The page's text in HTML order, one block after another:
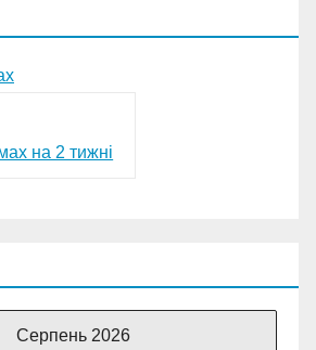
Серпень 2026